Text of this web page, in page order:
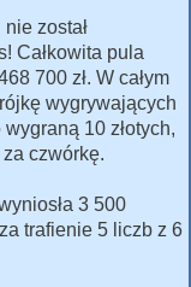
został
Całkowita pula
700 zł. W całym
wygrywających
wygraną 10 złotych,
czwórkę.
3 500
trafienie 5 liczb z 6